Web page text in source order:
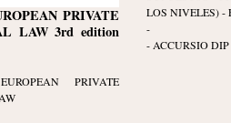
PRIVATE
LAW 3rd edition
PRIVATE
LOS NIVELES) -
-
- ACCURSIO DIP